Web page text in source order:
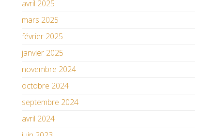
avril 2025
mars 2025
février 2025
janvier 2025
novembre 2024
octobre 2024
septembre 2024
avril 2024